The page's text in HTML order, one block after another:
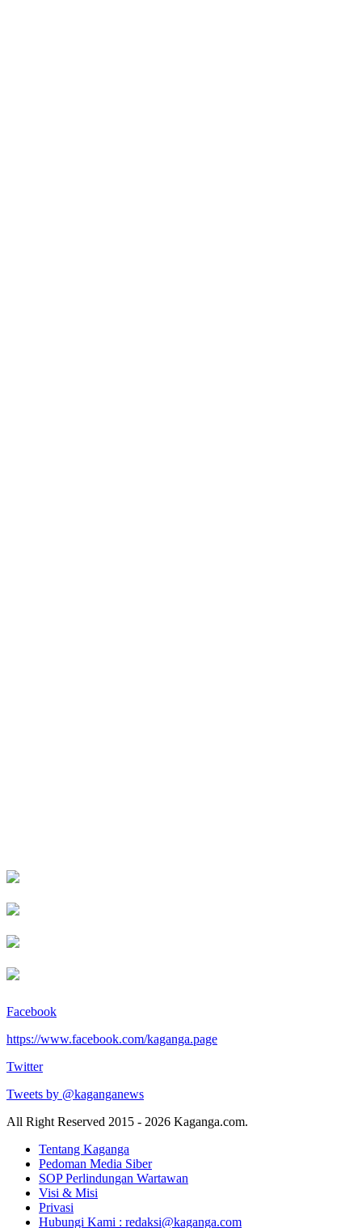
Facebook
https://www.facebook.com/kaganga.page
Twitter
Tweets by @kaganganews
All Right Reserved 2015 - 2026 Kaganga.com.
Tentang Kaganga
Pedoman Media Siber
SOP Perlindungan Wartawan
Visi & Misi
Privasi
Hubungi Kami : redaksi@kaganga.com